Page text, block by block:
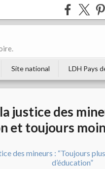
Site national LDH Pays
justice des
et toujours